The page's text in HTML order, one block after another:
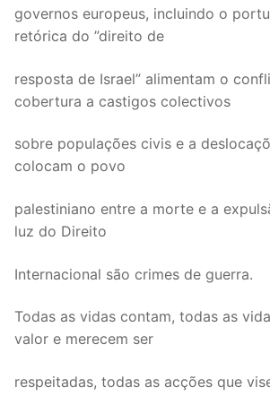
governos europeus, incluindo o
retórica do ”direito de
resposta de Israel” alimentam o
cobertura a castigos colectivos
sobre populações civis e a
colocam o povo
palestiniano entre a morte e a
luz do Direito
Internacional são crimes de guerra.
Todas as vidas contam, todas as
valor e merecem ser
respeitadas, todas as acções que